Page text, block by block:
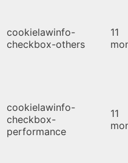
cookielawinfo-
checkbox-others
11
cookielawinfo-
checkbox-
performance
11